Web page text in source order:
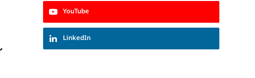
YouTube
LinkedIn